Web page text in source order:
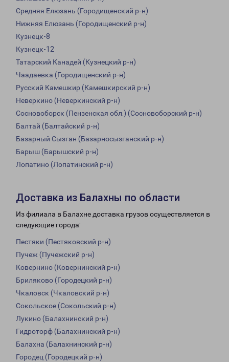
Средняя Елюзань (Городищенский р-н)
Нижняя Елюзань (Городищенский р-н)
Кузнецк-8
Кузнецк-12
Татарский Канадей (Кузнецкий р-н)
Чаадаевка (Городищенский р-н)
Русский Камешкир (Камешкирский р-н)
Неверкино (Неверкинский р-н)
Сосновоборск (Пензенская обл.) (Сосновоборский р-н)
Балтай (Балтайский р-н)
Базарный Сызган (Базарносызганский р-н)
Барыш (Барышский р-н)
Лопатино (Лопатинский р-н)
Доставка из Балахны по области
Из филиала в Балахне доставка грузов осуществляется в
следующие города:
Пестяки (Пестяковский р-н)
Пучеж (Пучежский р-н)
Ковернино (Ковернинский р-н)
Бриляково (Городецкий р-н)
Чкаловск (Чкаловский р-н)
Сокольское (Сокольский р-н)
Лукино (Балахнинский р-н)
Гидроторф (Балахнинский р-н)
Балахна (Балахнинский р-н)
Городец (Городецкий р-н)